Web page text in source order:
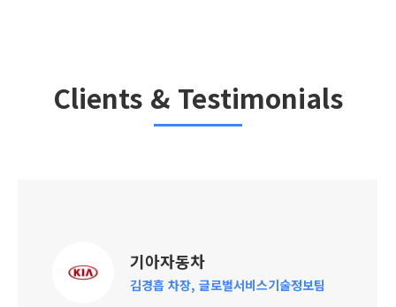
Clients & Testimonials
기아자동차
김경흡 차장, 글로벌서비스기술정보팀